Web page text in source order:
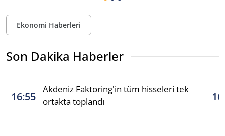
Ekonomi Haberleri
Son Dakika Haberler
16:55
Akdeniz Faktoring'in tüm hisseleri tek
ortakta toplandı